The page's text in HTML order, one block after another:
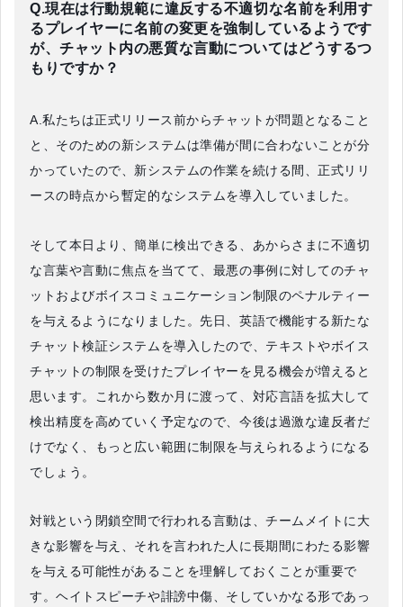
Q.現在は行動規範に違反する不適切な名前を利用す
るプレイヤーに名前の変更を強制しているようです
が、チャット内の悪質な言動についてはどうするつ
もりですか？
A.私たちは正式リリース前からチャットが問題となること
と、そのための新システムは準備が間に合わないことが分
かっていたので、新システムの作業を続ける間、正式リリ
ースの時点から暫定的なシステムを導入していました。
そして本日より、簡単に検出できる、あからさまに不適切
な言葉や言動に焦点を当てて、最悪の事例に対してのチャ
ットおよびボイスコミュニケーション制限のペナルティー
を与えるようになりました。先日、英語で機能する新たな
チャット検証システムを導入したので、テキストやボイス
チャットの制限を受けたプレイヤーを見る機会が増えると
思います。これから数か月に渡って、対応言語を拡大して
検出精度を高めていく予定なので、今後は過激な違反者だ
けでなく、もっと広い範囲に制限を与えられるようになる
でしょう。
対戦という閉鎖空間で行われる言動は、チームメイトに大
きな影響を与え、それを言われた人に長期間にわたる影響
を与える可能性があることを理解しておくことが重要で
す。ヘイトスピーチや誹謗中傷、そしていかなる形であっ